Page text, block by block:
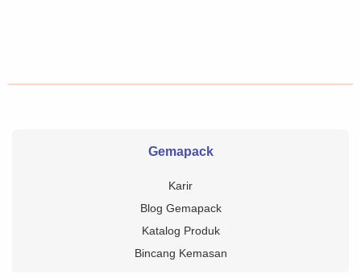
Gemapack
Karir
Blog Gemapack
Katalog Produk
Bincang Kemasan